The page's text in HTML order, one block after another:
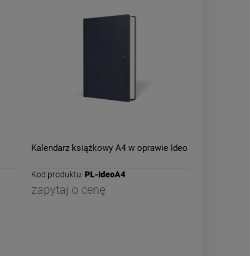
Kalendarz książkowy A4 w oprawie Ideo
Kod produktu: PL-IdeoA4
zapytaj o cenę